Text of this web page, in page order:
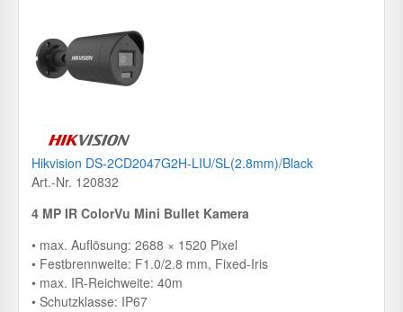
Hikvision DS-2CD2047G2H-LIU/SL(2.8mm)/Black
Art.-Nr. 120832
4 MP IR ColorVu Mini Bullet Kamera
• max. Auflösung: 2688 × 1520 Pixel
• Festbrennweite: F1.0/2.8 mm, Fixed-Iris
• max. IR-Reichweite: 40m
• Schutzklasse: IP67